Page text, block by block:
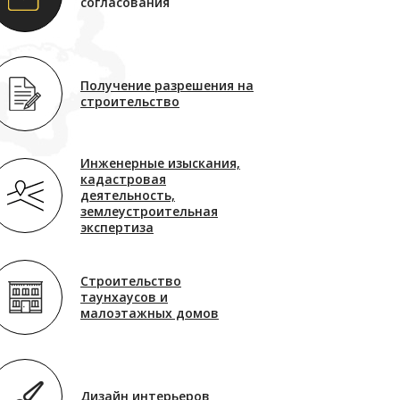
Получение разрешения на
строительство
Инженерные изыскания,
кадастровая
деятельность,
землеустроительная
экспертиза
Строительство
таунхаусов и
малоэтажных домов
Дизайн интерьеров